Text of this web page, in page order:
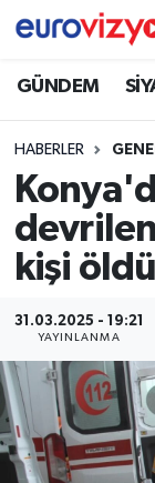
GÜNDEM
HABERLER
kişi
31.03.2025 - 19:21
YAYINLANMA